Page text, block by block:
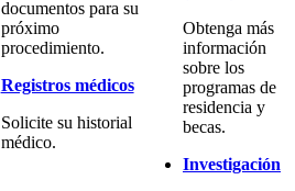
documentos para su
próximo
procedimiento.
Registros médicos
Solicite su historial
médico.
Obtenga más
información
sobre los
programas de
residencia y
becas.
Investigación